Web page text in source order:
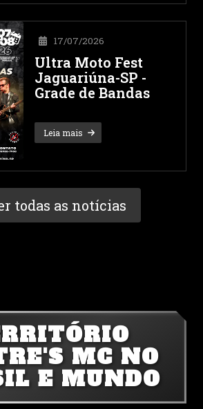
17/07/2026
Ultra Moto Fest
Jaguariúna-SP -
Grade de Bandas
Leia mais
todas as notícias
MC NO
E MUNDO